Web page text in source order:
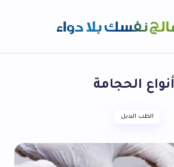
أنواع الحجامة
الطب البديل